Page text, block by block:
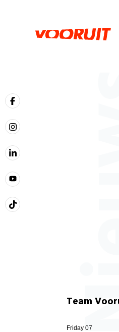
Team
Friday 07